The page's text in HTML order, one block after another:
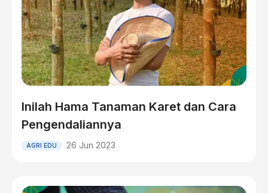
Inilah Hama Tanaman Karet dan Cara
Pengendaliannya
AGRI EDU 26 Jun 2023